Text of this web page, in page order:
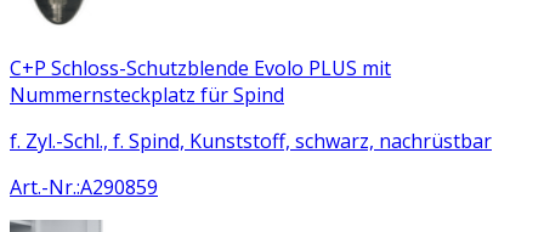
C+P Schloss-Schutzblende Evolo PLUS mit
Nummernsteckplatz für Spind
f. Zyl.-Schl., f. Spind, Kunststoff, schwarz, nachrüstbar
Art.-Nr.:A290859